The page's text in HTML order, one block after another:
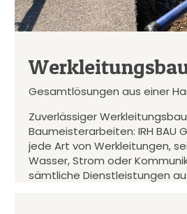
Gesamtlösungen aus einer
Zuverlässiger
Baumeisterarbeiten: IRH BAU
jede Art von Werkleitungen,
Wasser, Strom oder
sämtliche Dienstleistungen